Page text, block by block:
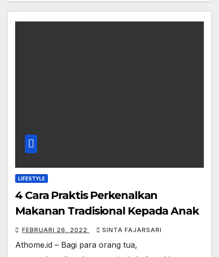
LIFESTYLE
4 Cara Praktis Perkenalkan
Makanan Tradisional Kepada Anak
FEBRUARI 26, 2022 SINTA FAJARSARI
Athome.id – Bagi para orang tua,